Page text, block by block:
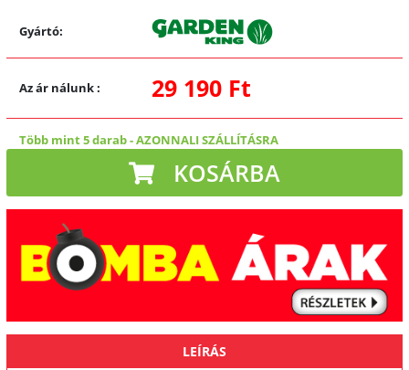
Gyártó:
Az ár nálunk: 29 190 Ft
Több mint 5 darab-AZONNALI SZÁLLÍTÁSRA
KOSÁRBA
LEÍRÁS